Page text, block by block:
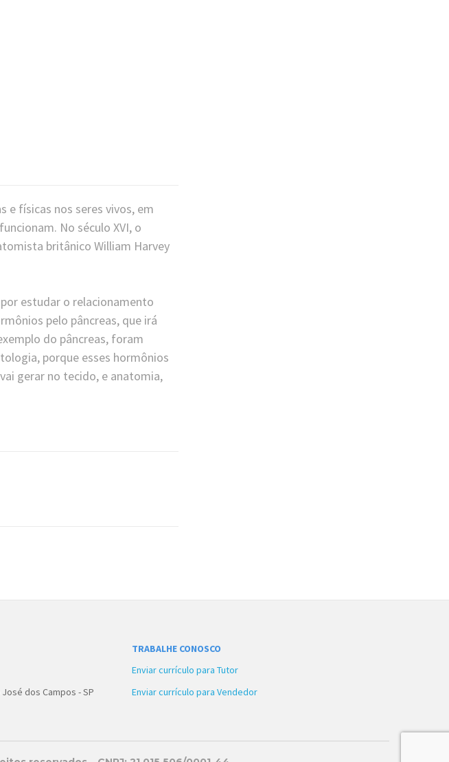
e físicas nos seres vivos, em
No século XVI, o
britânico William Harvey
estudar o relacionamento
pelo pâncreas, que irá
do pâncreas, foram
porque esses hormônios
gerar no tecido, e anatomia,
dos Campos - SP
TRABALHE CONOSCO
Enviar currículo para Tutor
Enviar currículo para Vendedor